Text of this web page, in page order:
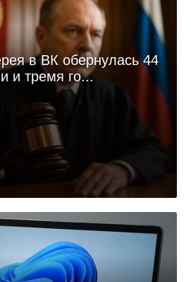
в ВК обернулась 44
и тремя го...